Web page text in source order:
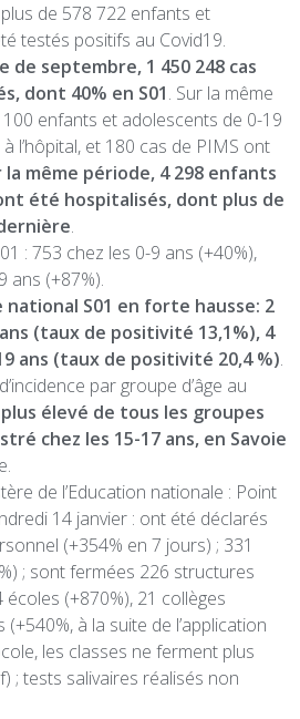
plus de 578 722 enfants et
testés positifs au Covid19.
de septembre, 1 450 248 cas
dont 40% en S01. Sur la même
enfants et adolescents de 0-19
l’hôpital, et 180 cas de PIMS ont
la même période, 4 298 enfants
été hospitalisés, dont plus de
.
: 753 chez les 0-9 ans (+40%),
ans (+87%).
national S01 en forte hausse: 2
(taux de positivité 13,1%), 4
ans (taux de positivité 20,4 %).
par groupe d’âge au
élevé de tous les groupes
chez les 15-17 ans, en Savoie
de l’Education nationale : Point
14 janvier : ont été déclarés
(+354% en 7 jours) ; 331
; sont fermées 226 structures
écoles (+870%), 21 collèges
(+540%, à la suite de l’application
les classes ne ferment plus
; tests salivaires réalisés non